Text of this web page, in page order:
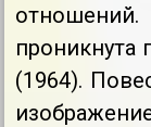
проникнута
(1964).